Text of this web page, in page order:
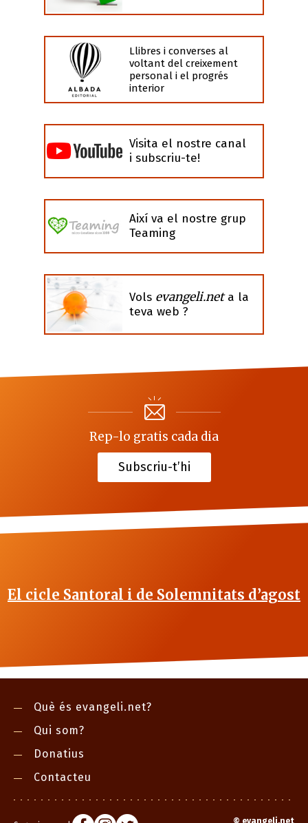
Llibres i converses al
voltant del creixement
personal i el progrés
interior
Visita el nostre canal
i subscriu-te!
Així va el nostre grup
Teaming
Vols evangeli.neta la
teva web ?
Rep-lo gratis cada dia
Subscriu-t’hi
El cicle Santoral i de Solemnitats d’agost
Què és evangeli.net?
Qui som?
Donatius
Contacteu